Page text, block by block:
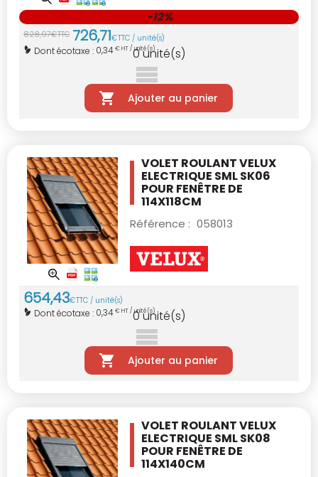
828,97€TTC 726,71€TTC / unité(s)
Dont écotaxe : 0,34€ HT / unité(s)
-12%
0unité(s)
Ajouter au panier
VOLET ROULANT VELUX
ELECTRIQUE SML SK06
POUR FENÊTRE DE
114X118CM
Référence : 058013
654,43€TTC / unité(s)
Dont écotaxe : 0,34€ HT / unité(s)
0unité(s)
Ajouter au panier
VOLET ROULANT VELUX
ELECTRIQUE SML SK08
POUR FENÊTRE DE
114X140CM